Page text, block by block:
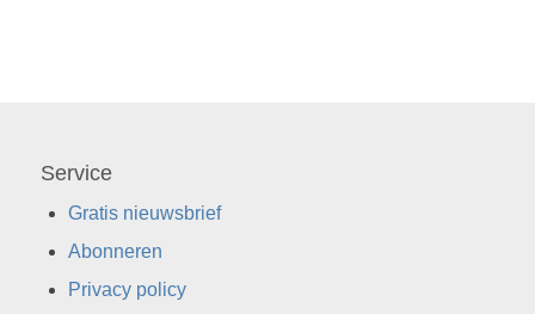
Service
Gratis nieuwsbrief
Abonneren
Privacy policy